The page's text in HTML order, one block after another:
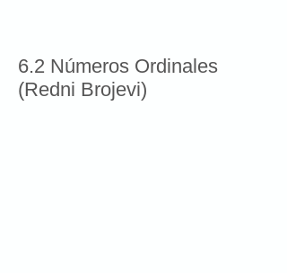
6.2 Números Ordinales
(Redni Brojevi)